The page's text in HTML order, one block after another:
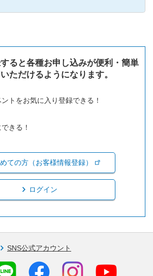
ると各種お申し込みが便利・簡単
ただけるようになります。
トをお気に入り登録できる！
きる！
ての方（お客様情報登録）
ログイン
SNS公式アカウント